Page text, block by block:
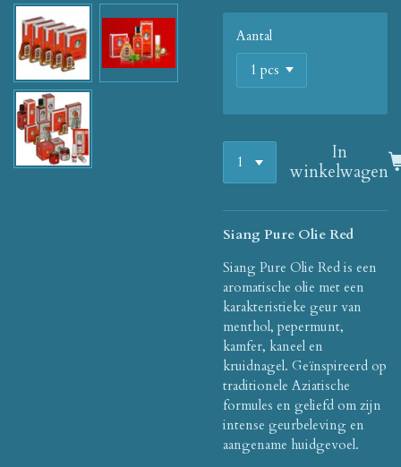
Aantal
In
winkelwagen
Siang Pure Olie Red
Siang Pure Olie Red is een
aromatische olie met een
karakteristieke geur van
menthol, pepermunt,
kamfer, kaneel en
kruidnagel. Geïnspireerd op
traditionele Aziatische
formules en geliefd om zijn
intense geurbeleving en
aangename huidgevoel.